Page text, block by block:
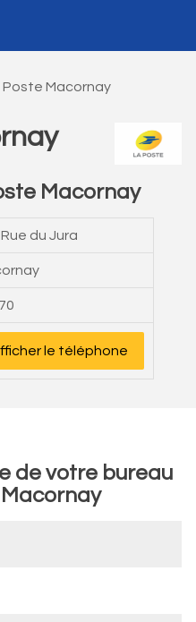
Poste Macornay
Macornay
du Jura
le téléphone
de votre bureau